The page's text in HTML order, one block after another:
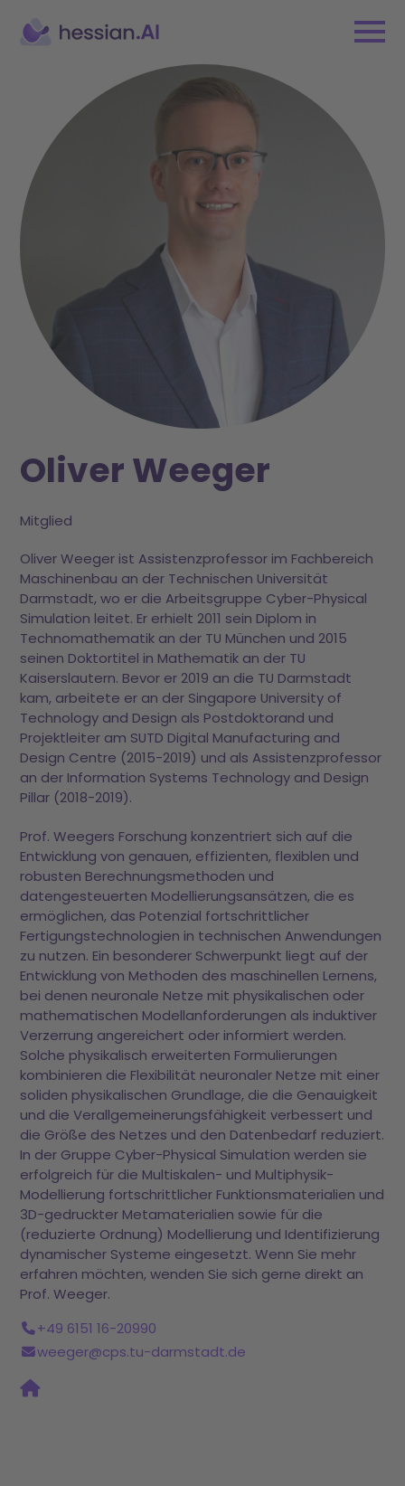
Oliver Weeger
Mitglied
Oliver Weeger ist Assistenzprofessor im Fachbereich
Maschinenbau an der Technischen Universität
Darmstadt, wo er die Arbeitsgruppe Cyber-Physical
Simulation leitet. Er erhielt 2011 sein Diplom in
Technomathematik an der TU München und 2015
seinen Doktortitel in Mathematik an der TU
Kaiserslautern. Bevor er 2019 an die TU Darmstadt
kam, arbeitete er an der Singapore University of
Technology and Design als Postdoktorand und
Projektleiter am SUTD Digital Manufacturing and
Design Centre (2015-2019) und als Assistenzprofessor
an der Information Systems Technology and Design
Pillar (2018-2019).
Prof. Weegers Forschung konzentriert sich auf die
Entwicklung von genauen, effizienten, flexiblen und
robusten Berechnungsmethoden und
datengesteuerten Modellierungsansätzen, die es
ermöglichen, das Potenzial fortschrittlicher
Fertigungstechnologien in technischen Anwendungen
zu nutzen. Ein besonderer Schwerpunkt liegt auf der
Entwicklung von Methoden des maschinellen Lernens,
bei denen neuronale Netze mit physikalischen oder
mathematischen Modellanforderungen als induktiver
Verzerrung angereichert oder informiert werden.
Solche physikalisch erweiterten Formulierungen
kombinieren die Flexibilität neuronaler Netze mit einer
soliden physikalischen Grundlage, die die Genauigkeit
und die Verallgemeinerungsfähigkeit verbessert und
die Größe des Netzes und den Datenbedarf reduziert.
In der Gruppe Cyber-Physical Simulation werden sie
erfolgreich für die Multiskalen- und Multiphysik-
Modellierung fortschrittlicher Funktionsmaterialien und
3D-gedruckter Metamaterialien sowie für die
(reduzierte Ordnung) Modellierung und Identifizierung
dynamischer Systeme eingesetzt. Wenn Sie mehr
erfahren möchten, wenden Sie sich gerne direkt an
Prof. Weeger.
+49 6151 16-20990
weeger@cps.tu-darmstadt.de